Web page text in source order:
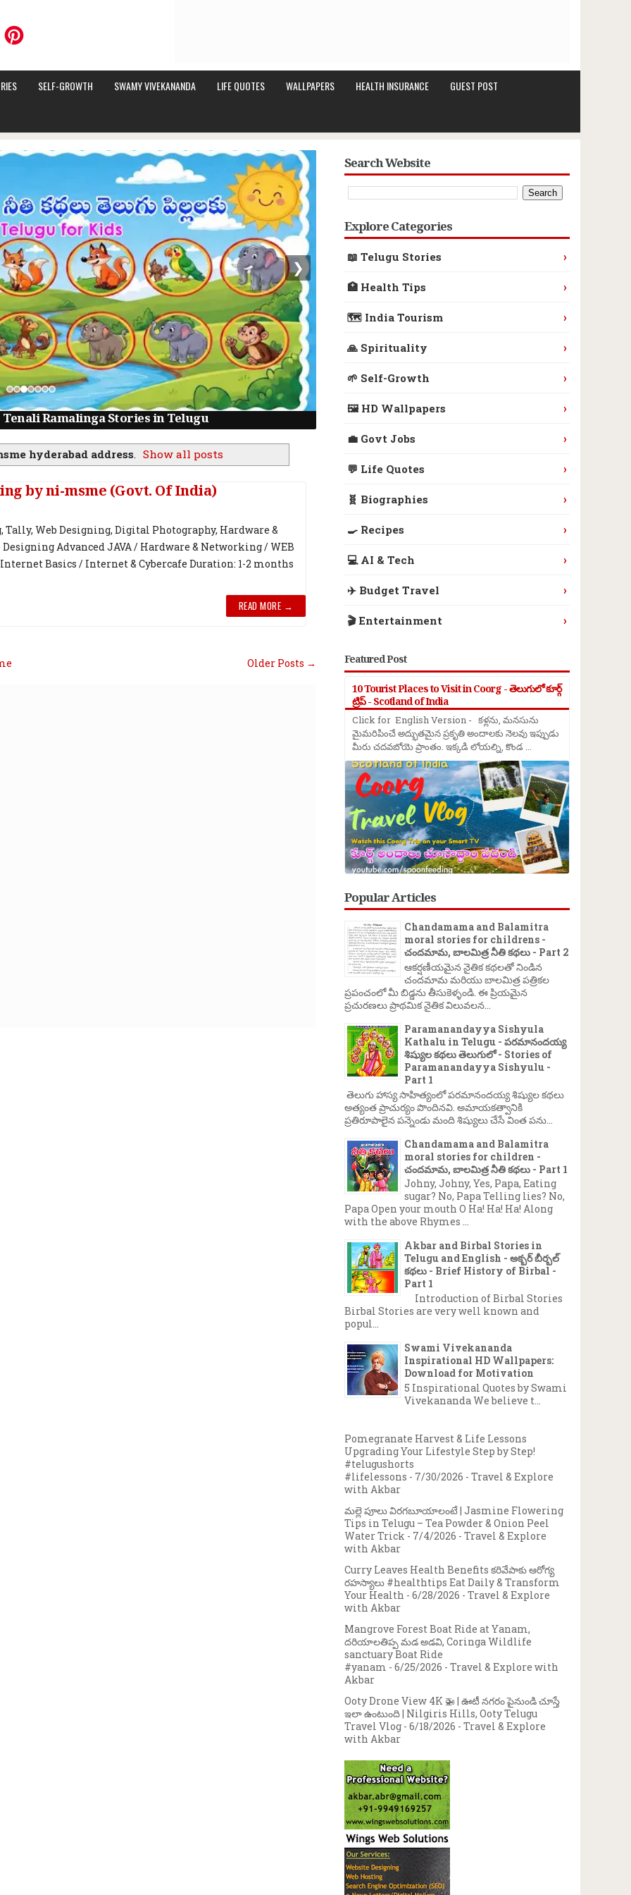
SELF-GROWTH SWAMY VIVEKANANDA LIFE QUOTES WALLPAPERS HEALTH INSURANCE GUEST POST
Tenali Ramalinga Stories in Telugu
❯
hyderabad address. Show all posts
by ni-msme (Govt. Of India)
Tally, Web Designing, Digital Photography, Hardware &
Advanced JAVA / Hardware & Networking / WEB
Internet Basics / Internet & Cybercafe Duration: 1-2 months
READ MORE →
Older Posts →
Search Website
Explore Categories
📖 Telugu Stories ›
🏥 Health Tips ›
🗺️ India Tourism ›
🙏 Spirituality ›
🌱 Self-Growth ›
🖼️ HD Wallpapers ›
💼 Govt Jobs ›
💬 Life Quotes ›
🧬 Biographies ›
🍳 Recipes ›
💻 AI & Tech ›
✈️ Budget Travel ›
🎬 Entertainment ›
Featured Post
10 Tourist Places to Visit in Coorg - తెలుగులో కూర్గ్
ట్రిప్ - Scotland of India
Click for English Version - కళ్లను, మనసును
మైమరిపించే అద్భుతమైన ప్రకృతి అందాలకు నెలవు ఇప్పుడు
మీరు చదవబోయె ప్రాంతం. ఇక్కడి లోయల్ని, కొండ ...
Popular Articles
Chandamama and Balamitra
moral stories for childrens -
చందమామ, బాలమిత్ర నీతి కథలు - Part 2
ఆకర్షణీయమైన నైతిక కథలతో నిండిన
చందమామ మరియు బాలమిత్ర పత్రికల
ప్రపంచంలో మీ బిడ్డను తీసుకెళ్ళండి. ఈ ప్రియమైన
ప్రచురణలు ప్రాథమిక నైతిక విలువలన...
Paramanandayya Sishyula
Kathalu in Telugu - పరమానందయ్య
శిష్యుల కథలు తెలుగులో - Stories of
Paramanandayya Sishyulu -
Part 1
తెలుగు హాస్య సాహిత్యంలో పరమానందయ్య శిష్యుల కథలు
అత్యంత ప్రాచుర్యం పొందినవి. అమాయకత్వానికి
ప్రతిరూపాలైన పన్నెండు మంది శిష్యులు చేసే వింత పను...
Chandamama and Balamitra
moral stories for children -
చందమామ, బాలమిత్ర నీతి కథలు - Part 1
Johny, Johny, Yes, Papa, Eating
sugar? No, Papa Telling lies? No,
Papa Open your mouth O Ha! Ha! Ha! Along
with the above Rhymes ...
Akbar and Birbal Stories in
Telugu and English - అక్బర్ బీర్బల్
కథలు - Brief History of Birbal -
Part 1
Introduction of Birbal Stories
Birbal Stories are very well known and
popul...
Swami Vivekananda
Inspirational HD Wallpapers:
Download for Motivation
5 Inspirational Quotes by Swami
Vivekananda We believe t...
Pomegranate Harvest & Life Lessons
Upgrading Your Lifestyle Step by Step!
#telugushorts
#lifelessons - 7/30/2026 - Travel & Explore
with Akbar
మల్లె పూలు విరగబూయాలంటే | Jasmine Flowering
Tips in Telugu – Tea Powder & Onion Peel
Water Trick - 7/4/2026 - Travel & Explore
with Akbar
Curry Leaves Health Benefits కరివేపాకు ఆరోగ్య
రహస్యాలు #healthtips Eat Daily & Transform
Your Health - 6/28/2026 - Travel & Explore
with Akbar
Mangrove Forest Boat Ride at Yanam,
దరియాలతిప్ప మడ అడవి, Coringa Wildlife
sanctuary Boat Ride
#yanam - 6/25/2026 - Travel & Explore with
Akbar
Ooty Drone View 4K 🚁 | ఊటీ నగరం పైనుండి చూస్తే
ఇలా ఉంటుంది | Nilgiris Hills, Ooty Telugu
Travel Vlog - 6/18/2026 - Travel & Explore
with Akbar